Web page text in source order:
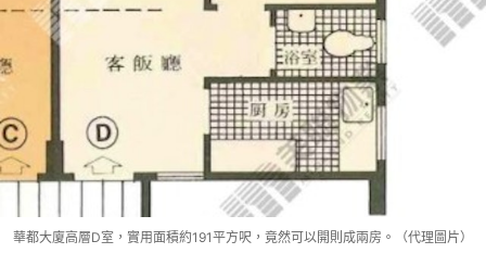
華都大廈高層D室，實用面積約191平方呎，竟然可以開則成兩房。（代理圖片）